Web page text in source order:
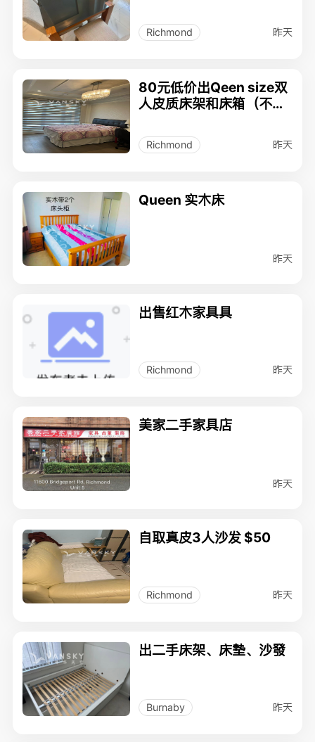
公寓或联排屋使用。
Richmond 昨天
80元低价出Qeen size双
人皮质床架和床箱（不含
污渍，无瑕疵。
Richmond 昨天
Queen 实木床
昨天
出售红木家具具
Richmond 昨天
美家二手家具店
昨天
自取真皮3人沙发 $50
Richmond 昨天
出二手床架、床墊、沙發
Burnaby 昨天